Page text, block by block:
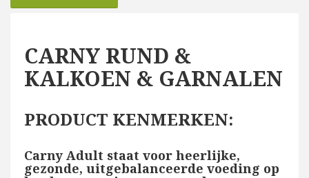
CARNY RUND &
KALKOEN & GARNALEN
PRODUCT KENMERKEN:
Carny Adult staat voor heerlijke,
gezonde, uitgebalanceerde voeding op